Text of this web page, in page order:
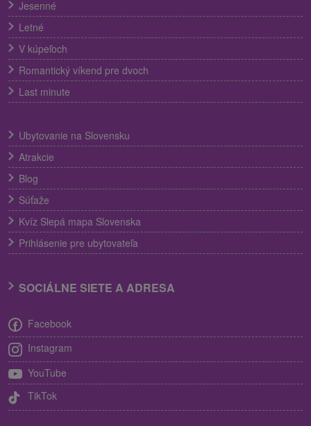
Jesenné
Letné
V kúpeľoch
Romantický víkend pre dvoch
Last minute
Ubytovanie na Slovensku
Atrakcie
Blog
Súťaže
Kvíz Slepá mapa Slovenska
Prihlásenie pre ubytovateľa
SOCIÁLNE SIETE A ADRESA
Facebook
Instagram
YouTube
TikTok